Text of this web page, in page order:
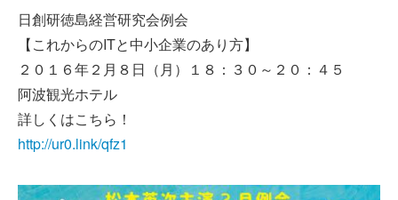
日創研徳島経営研究会例会
【これからのITと中小企業のあり方】
２０１６年２月８日（月）１８：３０～２０：４５
阿波観光ホテル
詳しくはこちら！
http://ur0.link/qfz1